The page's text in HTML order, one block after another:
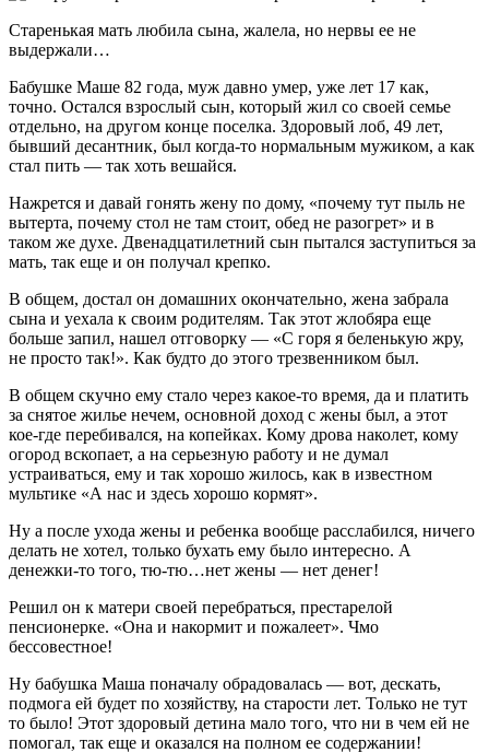
Старенькая мать любила сына, жалела, но нервы ее не
выдержали…
Бабушке Маше 82 года, муж давно умер, уже лет 17 как,
точно. Остался взрослый сын, который жил со своей семье
отдельно, на другом конце поселка. Здоровый лоб, 49 лет,
бывший десантник, был когда-то нормальным мужиком, а как
стал пить — так хоть вешайся.
Нажрется и давай гонять жену по дому, «почему тут пыль не
вытерта, почему стол не там стоит, обед не разогрет» и в
таком же духе. Двенадцатилетний сын пытался заступиться за
мать, так еще и он получал крепко.
В общем, достал он домашних окончательно, жена забрала
сына и уехала к своим родителям. Так этот жлобяра еще
больше запил, нашел отговорку — «С горя я беленькую жру,
не просто так!». Как будто до этого трезвенником был.
В общем скучно ему стало через какое-то время, да и платить
за снятое жилье нечем, основной доход с жены был, а этот
кое-где перебивался, на копейках. Кому дрова наколет, кому
огород вскопает, а на серьезную работу и не думал
устраиваться, ему и так хорошо жилось, как в известном
мультике «А нас и здесь хорошо кормят».
Ну а после ухода жены и ребенка вообще расслабился, ничего
делать не хотел, только бухать ему было интересно. А
денежки-то того, тю-тю…нет жены — нет денег!
Решил он к матери своей перебраться, престарелой
пенсионерке. «Она и накормит и пожалеет». Чмо
бессовестное!
Ну бабушка Маша поначалу обрадовалась — вот, дескать,
подмога ей будет по хозяйству, на старости лет. Только не тут
то было! Этот здоровый детина мало того, что ни в чем ей не
помогал, так еще и оказался на полном ее содержании!